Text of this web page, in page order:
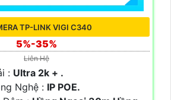
TP-LINK VIGI C340
5%-35%
Liên Hệ
: Ultra 2k + .
Nghệ : IP POE.